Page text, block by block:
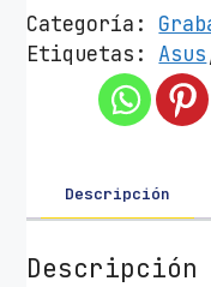
b
a
x
t
Categoría:
Etiquetas: Asus
Descripción
Descripción